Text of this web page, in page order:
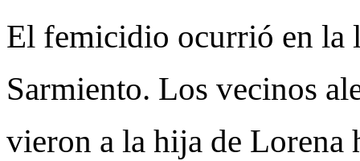
El femicidio ocurrió en la
Sarmiento. Los vecinos
vieron a la hija de Lorena